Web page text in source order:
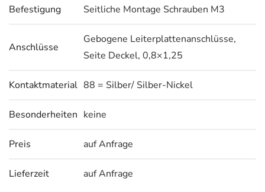
Befestigung Seitliche Montage Schrauben M3
Anschlüsse
Gebogene Leiterplattenanschlüsse,
Seite Deckel, 0,8×1,25
Kontaktmaterial 88 = Silber/ Silber-Nickel
Besonderheiten keine
Preis auf Anfrage
Lieferzeit auf Anfrage